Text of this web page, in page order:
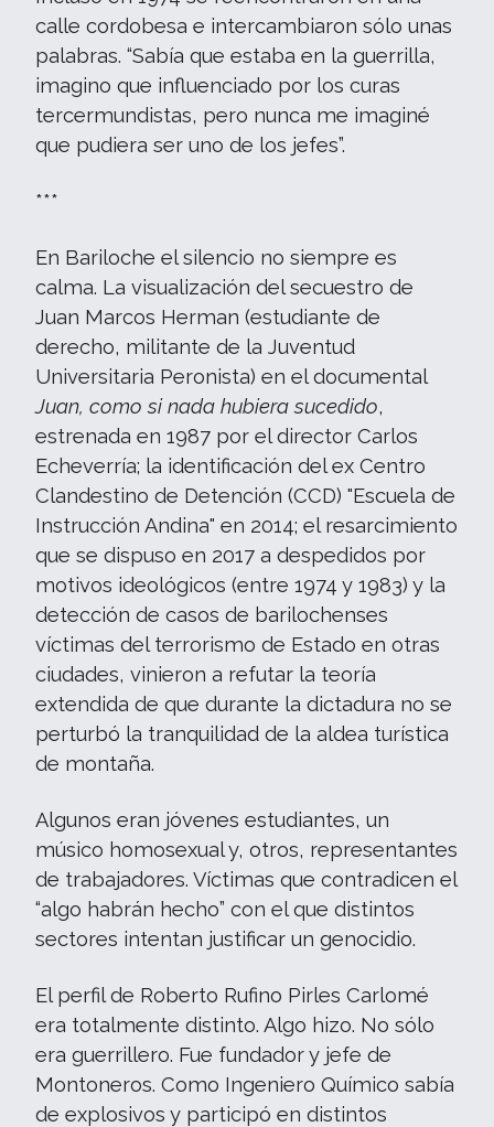
calle cordobesa e intercambiaron sólo unas
palabras. “Sabía que estaba en la guerrilla,
imagino que influenciado por los curas
tercermundistas, pero nunca me imaginé
que pudiera ser uno de los jefes”.
***
En Bariloche el silencio no siempre es
calma. La visualización del secuestro de
Juan Marcos Herman (estudiante de
derecho, militante de la Juventud
Universitaria Peronista) en el documental
Juan, como si nada hubiera sucedido,
estrenada en 1987 por el director Carlos
Echeverría; la identificación del ex Centro
Clandestino de Detención (CCD) "Escuela de
Instrucción Andina" en 2014; el resarcimiento
que se dispuso en 2017 a despedidos por
motivos ideológicos (entre 1974 y 1983) y la
detección de casos de barilochenses
víctimas del terrorismo de Estado en otras
ciudades, vinieron a refutar la teoría
extendida de que durante la dictadura no se
perturbó la tranquilidad de la aldea turística
de montaña.
Algunos eran jóvenes estudiantes, un
músico homosexual y, otros, representantes
de trabajadores. Víctimas que contradicen el
“algo habrán hecho” con el que distintos
sectores intentan justificar un genocidio.
El perfil de Roberto Rufino Pirles Carlomé
era totalmente distinto. Algo hizo. No sólo
era guerrillero. Fue fundador y jefe de
Montoneros. Como Ingeniero Químico sabía
de explosivos y participó en distintos